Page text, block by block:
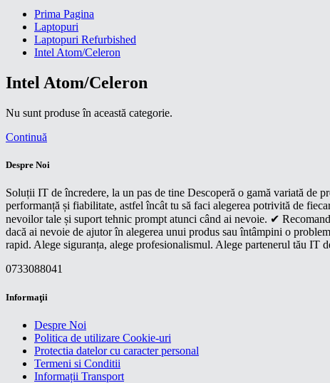
Prima Pagina
Laptopuri
Laptopuri Refurbished
Intel Atom/Celeron
Intel Atom/Celeron
Nu sunt produse în această categorie.
Continuă
Despre Noi
Soluții IT de încredere, la un pas de tine Descoperă o gamă variată de
performanță și fiabilitate, astfel încât tu să faci alegerea potrivită de
nevoilor tale și suport tehnic prompt atunci când ai nevoie. ✔
dacă ai nevoie de ajutor în alegerea unui produs sau întâmpini o
rapid. Alege siguranța, alege profesionalismul. Alege partenerul tău IT
0733088041
Informaţii
Despre Noi
Politica de utilizare Cookie-uri
Protectia datelor cu caracter personal
Termeni si Conditii
Informații Transport